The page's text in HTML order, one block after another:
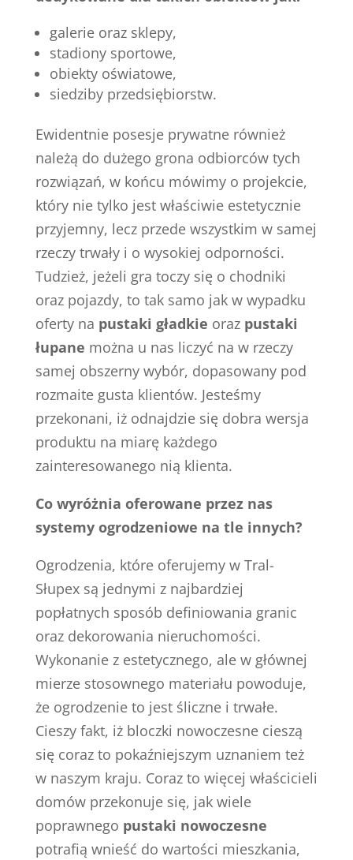
galerie oraz sklepy,
stadiony sportowe,
obiekty oświatowe,
siedziby przedsiębiorstw.
Ewidentnie posesje prywatne również
należą do dużego grona odbiorców tych
rozwiązań, w końcu mówimy o projekcie,
który nie tylko jest właściwie estetycznie
przyjemny, lecz przede wszystkim w samej
rzeczy trwały i o wysokiej odporności.
Tudzież, jeżeli gra toczy się o chodniki
oraz pojazdy, to tak samo jak w wypadku
oferty na pustaki gładkie oraz pustaki
łupane można u nas liczyć na w rzeczy
samej obszerny wybór, dopasowany pod
rozmaite gusta klientów. Jesteśmy
przekonani, iż odnajdzie się dobra wersja
produktu na miarę każdego
zainteresowanego nią klienta.
Co wyróżnia oferowane przez nas
systemy ogrodzeniowe na tle innych?
Ogrodzenia, które oferujemy w Tral-
Słupex są jednymi z najbardziej
popłatnych sposób definiowania granic
oraz dekorowania nieruchomości.
Wykonanie z estetycznego, ale w głównej
mierze stosownego materiału powoduje,
że ogrodzenie to jest śliczne i trwałe.
Cieszy fakt, iż bloczki nowoczesne cieszą
się coraz to pokaźniejszym uznaniem też
w naszym kraju. Coraz to więcej właścicieli
domów przekonuje się, jak wiele
poprawnego pustaki nowoczesne
potrafią wnieść do wartości mieszkania,